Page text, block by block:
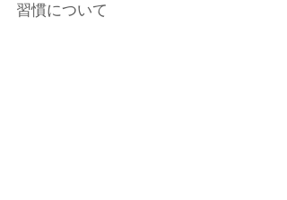
習慣について